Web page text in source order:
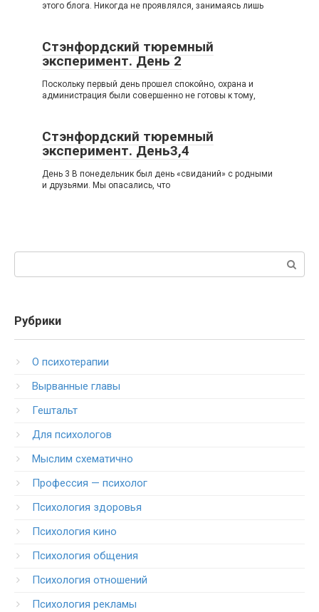
этого блога. Никогда не проявлялся, занимаясь лишь
Стэнфордский тюремный
эксперимент. День 2
Поскольку первый день прошел спокойно, охрана и
администрация были совершенно не готовы к тому,
Стэнфордский тюремный
эксперимент. День3,4
День 3 В понедельник был день «свиданий» с родными
и друзьями. Мы опасались, что
Рубрики
O психотерапии
Вырванные главы
Гештальт
Для психологов
Мыслим схематично
Профессия — психолог
Психология здоровья
Психология кино
Психология общения
Психология отношений
Психология рекламы